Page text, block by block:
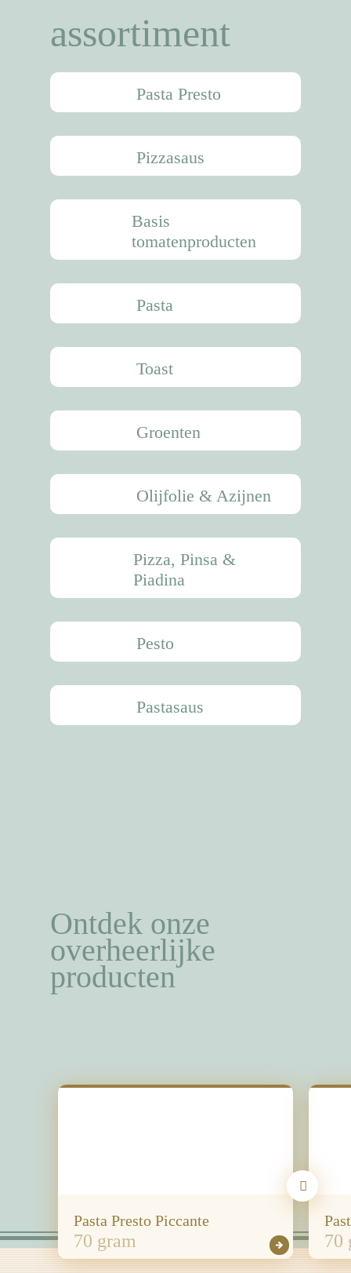
assortiment
Pasta Presto
Pizzasaus
Basis
tomatenproducten
Pasta
Toast
Groenten
Olijfolie & Azijnen
Pizza, Pinsa &
Piadina
Pesto
Pastasaus
Ontdek onze
overheerlijke
producten
Pasta Presto Piccante
70 gram 70
Nieuws
Producten
Waar te koop
Home
NL (NL)
NL (BE)
DE (DE)